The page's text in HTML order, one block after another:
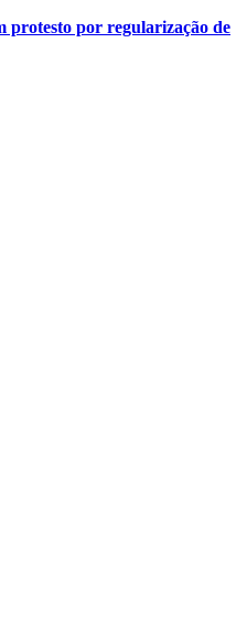
protesto por regularização de